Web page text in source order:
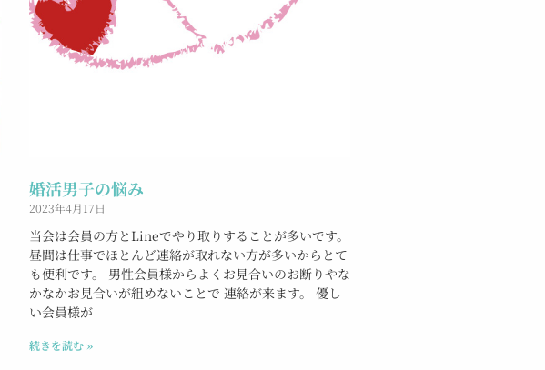
婚活男子の悩み
2023年4月17日
当会は会員の方とLineでやり取りすることが多いです。
昼間は仕事でほとんど連絡が取れない方が多いからとて
も便利です。 男性会員様からよくお見合いのお断りやな
かなかお見合いが組めないことで 連絡が来ます。 優し
い会員様が
続きを読む »